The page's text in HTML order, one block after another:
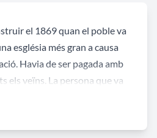
el 1869 quan el poble va
església més gran a causa
Havia de ser pagada amb
els veïns. La persona que va